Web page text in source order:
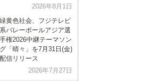
2026年8月1日
緑黄色社会、フジテレビ
系バレーボールアジア選
手権2026中継テーマソン
グ「晴々」を7月31日(金)
配信リリース
2026年7月27日